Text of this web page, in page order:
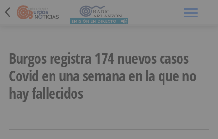
Burgos registra 174 nuevos casos
Covid en una semana en la que no
hay fallecidos